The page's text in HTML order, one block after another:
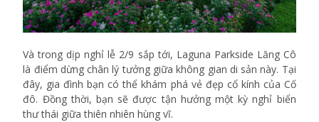
Và trong dịp nghỉ lễ 2/9 sắp tới, Laguna Parkside Lăng Cô
là điểm dừng chân lý tưởng giữa không gian di sản này. Tại
đây, gia đình bạn có thể khám phá vẻ đẹp cổ kính của Cố
đô. Đồng thời, bạn sẽ được tận hưởng một kỳ nghỉ biển
thư thái giữa thiên nhiên hùng vĩ.